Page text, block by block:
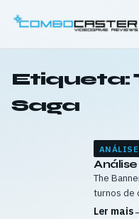
para
Etiqueta:
Saga
The
turnos de
primeiros
Ler mais